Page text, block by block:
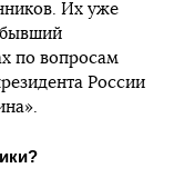
Их уже
по вопросам
России